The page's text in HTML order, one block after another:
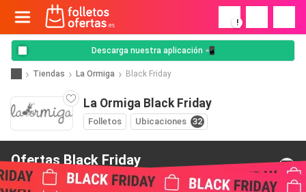
!
Descarga nuestra aplicación 📲
Tiendas La Ormiga Black Friday
La Ormiga Black Friday
Folletos Ubicaciones 32
Ofertas Black Friday
de La Ormiga